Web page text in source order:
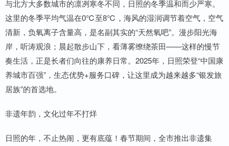
与北方大多数城市的凛冽寒冬不同，日照的冬季温和而少严寒。
这里的冬季平均气温在0℃至8℃，海风的湿润调节着空气，空气
清新，负氧离子含量高，是名副其实的“天然氧吧”。漫步阳光海
岸，听涛观浪；晨起散步山下，看薄雾缭绕茶田——这样的慢节
奏生活，正是长者们向往的康养日常。2025年，日照荣登“中国康
养城市百强”，生态优势+服务口碑，让这里成为越来越多“银发旅
居族”的首选地。
非遗年韵，文化过年不打烊
日照的年，不止热闹，更有底蕴！春节期间，全市推出非遗集